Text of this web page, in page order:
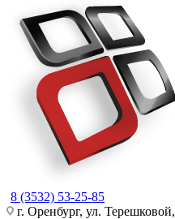
8 (3532) 53-25-85
г. Оренбург, ул.